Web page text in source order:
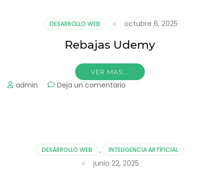
DESARROLLO WEB octubre 6, 2025
Rebajas Udemy
VER MAS...
admin Deja un comentario
DESARROLLO WEB , INTELIGENCIA ARTÍFICIAL
junio 22, 2025